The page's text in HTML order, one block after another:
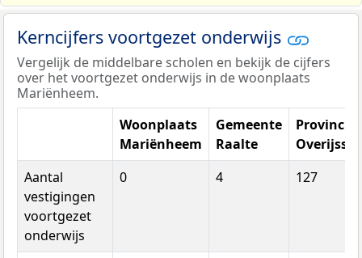
Kerncijfers voortgezet onderwijs
Vergelijk de middelbare scholen en bekijk de cijfers
over het voortgezet onderwijs in de woonplaats
Mariënheem.
Woonplaats
Mariënheem
Gemeente
Raalte
Provincie
Overijssel
Aantal
vestigingen
voortgezet
onderwijs
0 4 127